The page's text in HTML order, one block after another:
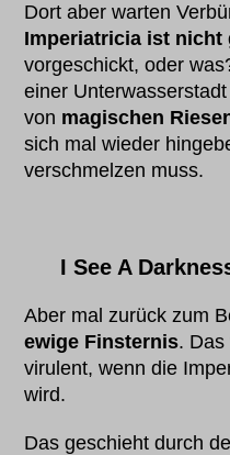
Dort aber warten
Imperiatricia ist nicht
vorgeschickt, oder
einer
von magischen
sich mal wieder
verschmelzen muss.
I See A
Aber mal zurück zum
ewige Finsternis. Das
virulent, wenn die
wird.
Das geschieht durch